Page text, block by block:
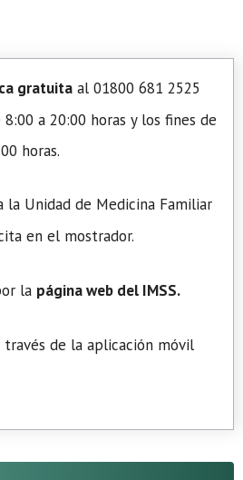
gratuita al 01800 681 2525
a 20:00 horas y los fines de
horas.
la Unidad de Medicina Familiar
en el mostrador.
la página web del IMSS.
de la aplicación móvil